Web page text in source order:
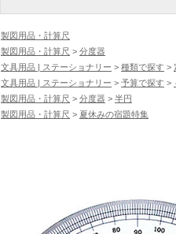
製図用品・計算尺
製図用品・計算尺 > 分度器
文具用品 | ステーショナリー > 種類で探す >
文具用品 | ステーショナリー > 予算で探す >
製図用品・計算尺 > 分度器 > 半円
製図用品・計算尺 > 夏休みの宿題特集